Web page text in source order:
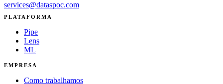
services@dataspoc.com
PLATAFORMA
Pipe
Lens
ML
EMPRESA
Como trabalhamos